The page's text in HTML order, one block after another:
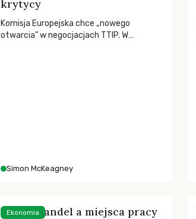
krytycy
Komisja Europejska chce „nowego
otwarcia” w negocjacjach TTIP. W
Simon McKeagney
Wolny handel a miejsca pracy
Ekonomia